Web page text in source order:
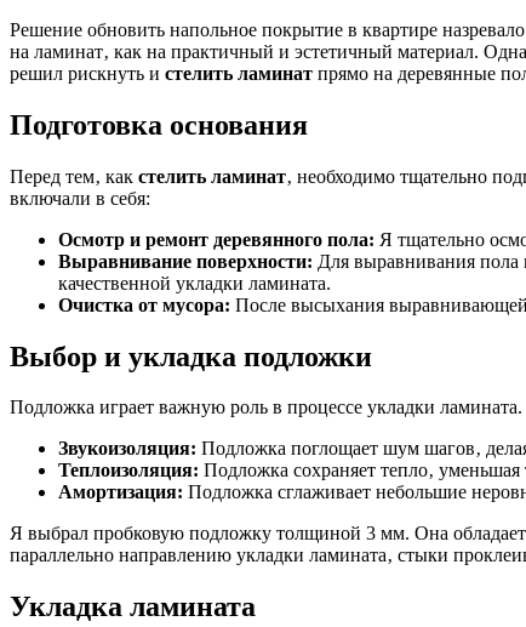
Решение обновить напольное покрытие в квартире
на ламинат‚ как на практичный и эстетичный материал.
решил рискнуть и стелить ламинат прямо на деревянные
Подготовка основания
Перед тем‚ как стелить ламинат‚ необходимо тщательно
включали в себя:
Осмотр и ремонт деревянного пола: Я тщательно
Выравнивание поверхности: Для выравнивания пола
качественной укладки ламината.
Очистка от мусора: После высыхания
Выбор и укладка подложки
Подложка играет важную роль в процессе укладки
Звукоизоляция: Подложка поглощает шум шагов‚
Теплоизоляция: Подложка сохраняет тепло‚ уменьшая
Амортизация: Подложка сглаживает небольшие
Я выбрал пробковую подложку толщиной 3 мм. Она
параллельно направлению укладки ламината‚ стыки
Укладка ламината